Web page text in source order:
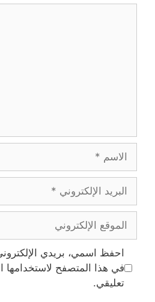
الإلكتروني
الإلكتروني
احفظ اسمي، بريدي
في هذا المتصفح لاستخدامها
تعليقي.